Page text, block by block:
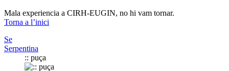
Mala experiencia a CIRH-EUGIN, no hi vam tornar.
Torna a l’inici
Se
Serpentina
:: puça